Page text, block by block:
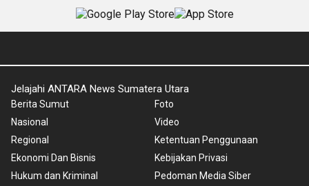
Jelajahi ANTARA News Sumatera Utara
Berita Sumut
Nasional
Regional
Ekonomi Dan Bisnis
Hukum dan Kriminal
Foto
Video
Ketentuan Penggunaan
Kebijakan Privasi
Pedoman Media Siber